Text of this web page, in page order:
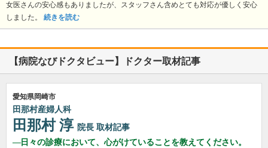
女医さんの安心感もありましたが、スタッフさん含めとても対応が優しく安心
しました。 続きを読む
【病院なびドクタビュー】ドクター取材記事
愛知県岡崎市
田那村産婦人科
田那村 淳 院長 取材記事
日々の診療において、心がけていることを教えてください。